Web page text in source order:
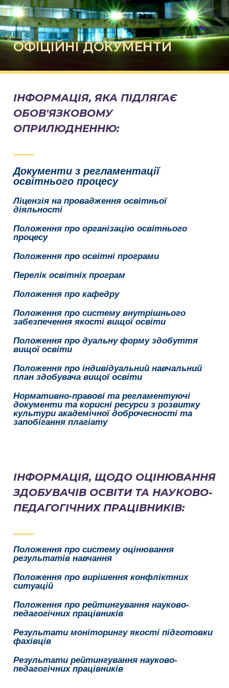
ОФІЦІЙНІ ДОКУМЕНТИ
ІНФОРМАЦІЯ, ЯКА ПІДЛЯГАЄ
ОБОВ'ЯЗКОВОМУ
ОПРИЛЮДНЕННЮ:
Документи з регламентації
освітнього процесу
Ліцензія на провадження освітньої
діяльності
Положення про організацію освітнього
процесу
Положення про освітні програми
Перелік освітніх програм
Положення про кафедру
Положення про систему внутрішнього
забезпечення якості вищої освіти
Положення про дуальну форму здобуття
вищої освіти
Положення про індивідуальний навчальний
план здобувача вищої освіти
Нормативно-правові та регламентуючі
документи та корисні ресурси з розвитку
культури академічної доброчесності та
запобігання плагіату
ІНФОРМАЦІЯ, ЩОДО ОЦІНЮВАННЯ
ЗДОБУВАЧІВ ОСВІТИ ТА НАУКОВО-
ПЕДАГОГІЧНИХ ПРАЦІВНИКІВ:
Положення про систему оцінювання
результатів навчання
Положення про вирішення конфліктних
ситуацій
Положення про рейтингування науково-
педагогічних працівників
Результати моніторингу якості підготовки
фахівців
Результати рейтингування науково-
педагогічних працівників